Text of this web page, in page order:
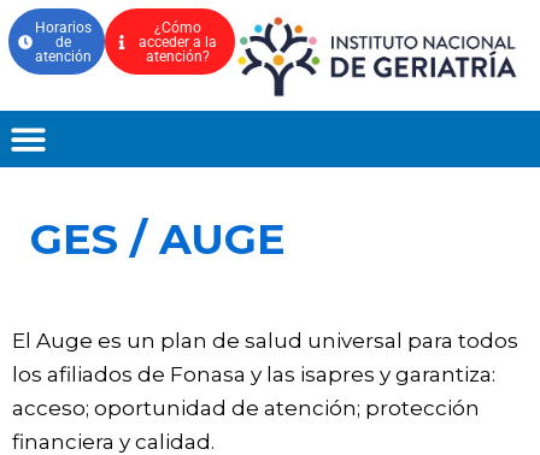
al
contenido
Horarios
de
atención
¿Cómo
acceder a la
atención?
GES / AUGE
El Auge es un plan de salud universal para todos
los afiliados de Fonasa y las isapres y garantiza:
acceso; oportunidad de atención; protección
financiera y calidad.